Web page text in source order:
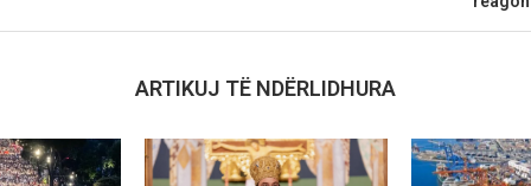
ARTIKUJ TË NDËRLIDHURA